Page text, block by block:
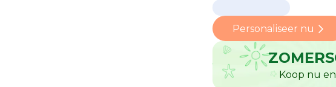
Personaliseer nu
Koop nu